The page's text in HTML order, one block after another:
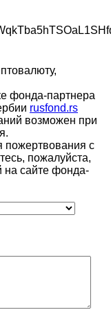
фонда-партнера
rusfond.rs
возможен при
пожертвования с
пожалуйста,
сайте фонда-